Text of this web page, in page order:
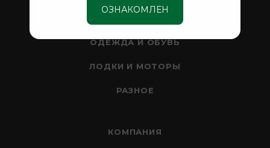
ОДЕЖДА И ОБУВЬ
ЛОДКИ И МОТОРЫ
РАЗНОЕ
КОМПАНИЯ
ОЗНАКОМЛЕН